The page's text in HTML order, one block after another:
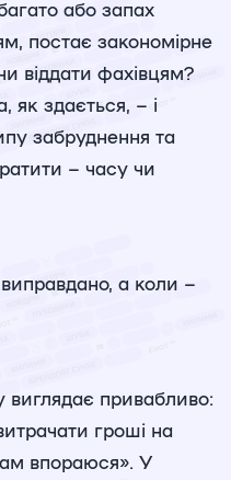
або запах
постає закономірне
віддати фахівцям?
як здається, – і
забруднення та
– часу чи
а коли –
виглядає привабливо:
гроші на
впораюся». У